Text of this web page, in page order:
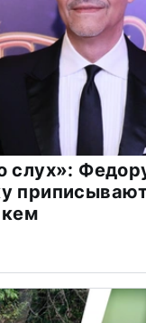
слух»: